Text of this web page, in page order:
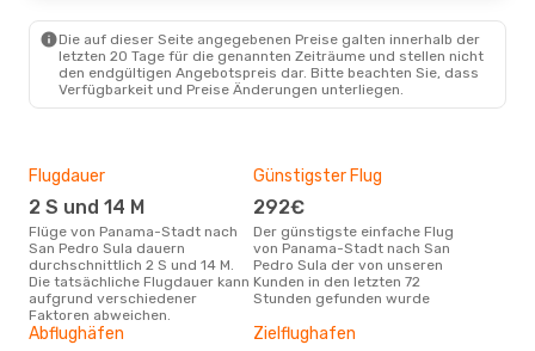
Die auf dieser Seite angegebenen Preise galten innerhalb der
letzten 20 Tage für die genannten Zeiträume und stellen nicht
den endgültigen Angebotspreis dar. Bitte beachten Sie, dass
Verfügbarkeit und Preise Änderungen unterliegen.
Flugdauer
2 S und 14 M
Flüge von Panama-Stadt nach
San Pedro Sula dauern
durchschnittlich 2 S und 14 M.
Die tatsächliche Flugdauer kann
aufgrund verschiedener
Faktoren abweichen.
Günstigster Flug
292€
Der günstigste einfache Flug
von Panama-Stadt nach San
Pedro Sula der von unseren
Kunden in den letzten 72
Stunden gefunden wurde
Abflughäfen Zielflughafen